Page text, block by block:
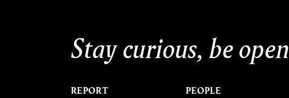
Stay curious, be open
REPORT PEOPLE